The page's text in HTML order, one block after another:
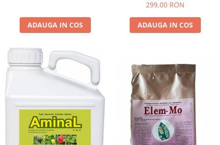
ADAUGA IN COS
299,00 RON
ADAUGA IN COS